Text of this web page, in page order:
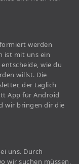
werden
ist mit uns ein
wie du
willst. Die
der täglich
App für Android
wir bringen dir die
uns. Durch
wir suchen müssen,